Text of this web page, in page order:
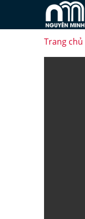
content
Trang chủ